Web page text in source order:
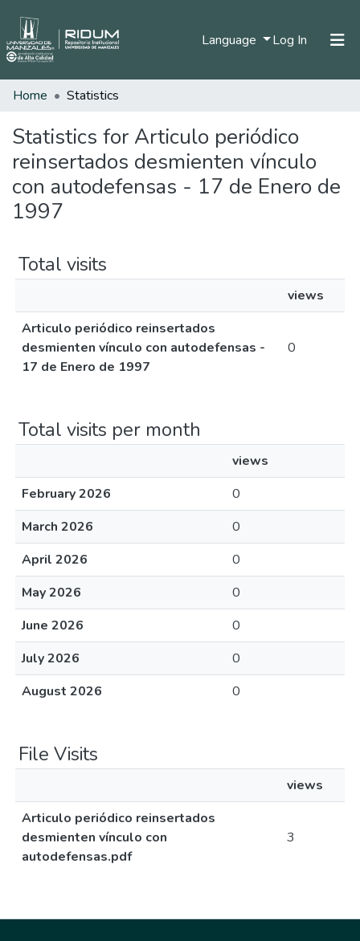
Language Log In (current)
Communities & Collections
All of DSpace
Home Statistics
Statistics for Articulo periódico
reinsertados desmienten vínculo
con autodefensas - 17 de Enero de
1997
Total visits
views
Articulo periódico reinsertados
desmienten vínculo con autodefensas -
17 de Enero de 1997
0
Total visits per month
views
February 2026
0
March 2026
0
April 2026
0
May 2026
0
June 2026
0
July 2026
0
August 2026
0
File Visits
views
Articulo periódico reinsertados
desmienten vínculo con
autodefensas.pdf
3